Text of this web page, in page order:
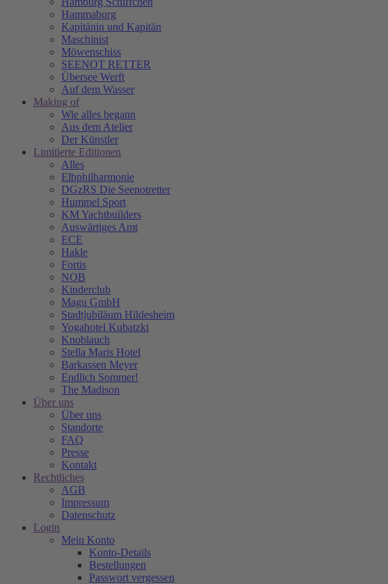
Hammaburg
Kapitänin und Kapitän
Maschinist
Möwenschiss
SEENOT RETTER
Übersee Werft
Auf dem Wasser
Making of
Wie alles begann
Aus dem Atelier
Der Künstler
Limitierte Editionen
Alles
Elbphilharmonie
DGzRS Die Seenotretter
Hummel Sport
KM Yachtbuilders
Auswärtiges Amt
ECE
Hakle
Fortis
NOB
Kinderclub
Magu GmbH
Stadtjubiläum Hildesheim
Yogahotel Kubatzki
Knoblauch
Stella Maris Hotel
Barkassen Meyer
Endlich Sommer!
The Madison
Über uns
Über uns
Standorte
FAQ
Presse
Kontakt
Rechtliches
AGB
Impressum
Datenschutz
Login
Mein Konto
Konto-Details
Bestellungen
Passwort vergessen